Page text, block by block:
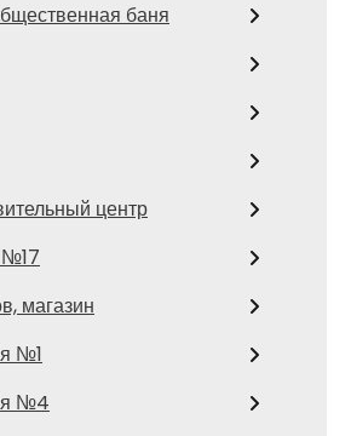
баня
центр
№17
магазин
№1
№4